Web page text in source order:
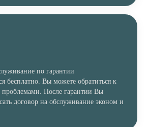
по гарантии
бесплатно. Вы можете обратиться к
После гарантии Вы
договор на обслуживание эконом и